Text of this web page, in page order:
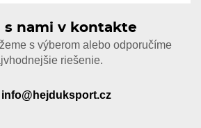
s nami v kontakte
s výberom alebo odporučíme
riešenie.
info@hejduksport.cz